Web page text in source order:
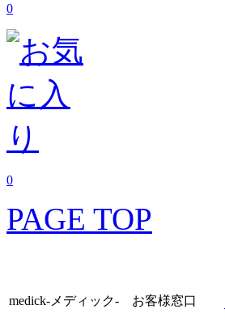
0
0
PAGE TOP
medick-メディック- お客様窓口